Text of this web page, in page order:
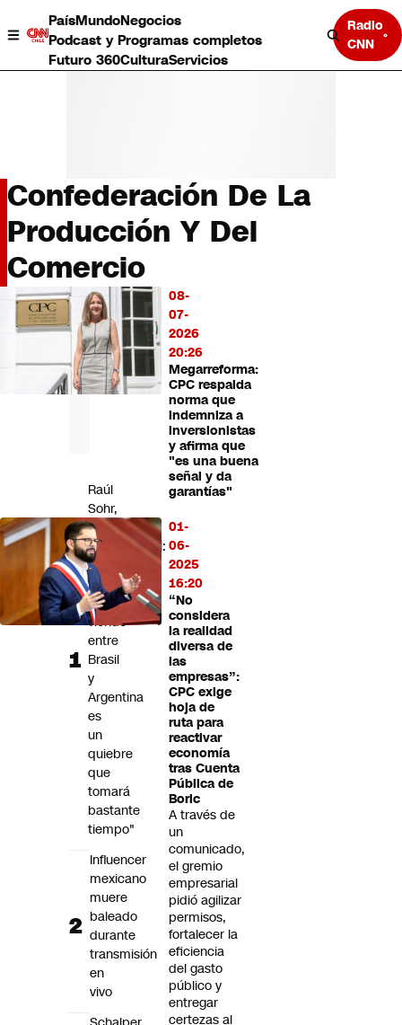
PaísMundoNegocios
Podcast y Programas completos
Futuro 360CulturaServicios
Radio
CNN
País
Mundo
Negocios
Deportes
Programas completos
Cultura
Servicios
Bits
CNN Data
CNN tiempo
Confederación De La
Producción Y Del
Comercio
08-
07-
2026
20:26
Megarreforma:
CPC respalda
norma que
indemniza a
inversionistas
y afirma que
"es una buena
señal y da
garantías"
01-
06-
2025
16:20
“No
considera
la realidad
diversa de
las
empresas”:
CPC exige
hoja de
ruta para
reactivar
economía
tras Cuenta
Pública de
Boric
A través de
un
comunicado,
el gremio
empresarial
pidió agilizar
permisos,
fortalecer la
eficiencia
del gasto
público y
entregar
certezas al
LO
MÁS
LEÍDO
Raúl
Sohr,
analista
internacional:
"Lo
que
estamos
viendo
entre
Brasil
y
Argentina
es
un
quiebre
que
tomará
bastante
tiempo"
Influencer
mexicano
muere
baleado
durante
transmisión
en
vivo